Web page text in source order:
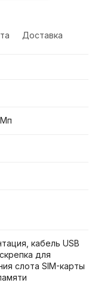
Доставка
кабель USB
для
слота SIM-карты